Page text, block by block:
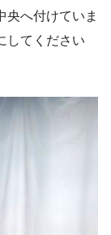
央へ付けていま
してください